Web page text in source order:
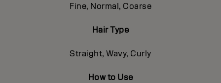
Fine, Normal, Coarse
Hair Type
Straight, Wavy, Curly
How to Use